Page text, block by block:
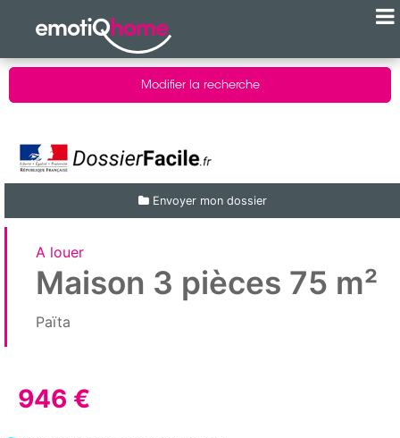
Modifier la recherche
Envoyer mon dossier
A louer
Maison 3 pièces 75 m²
Païta
946 €